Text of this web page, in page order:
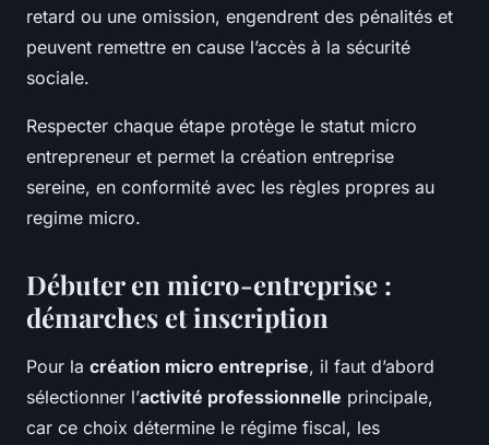
retard ou une omission, engendrent des pénalités et
peuvent remettre en cause l’accès à la sécurité
sociale.
Respecter chaque étape protège le statut micro
entrepreneur et permet la création entreprise
sereine, en conformité avec les règles propres au
regime micro.
Débuter en micro-entreprise :
démarches et inscription
Pour la création micro entreprise, il faut d’abord
sélectionner l’activité professionnelle principale,
car ce choix détermine le régime fiscal, les